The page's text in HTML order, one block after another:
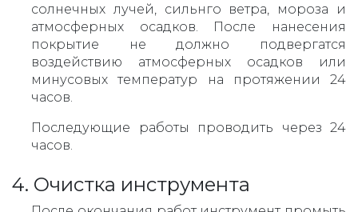
солнечных лучей, сильнго ветра, мороза и
атмосферных осадков. После нанесения
покрытие не должно подвергатся
воздействию атмосферных осадков или
минусовых температур на протяжении 24
часов.
Последующие работы проводить через 24
часов.
4. Очистка инструмента